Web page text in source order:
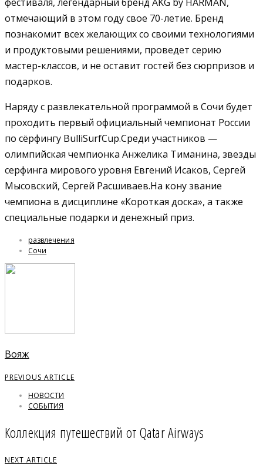
отмечающий в этом году свое 70-летие. Бренд
познакомит всех желающих со своими технологиями
и продуктовыми решениями, проведет серию
мастер-классов, и не оставит гостей без сюрпризов и
подарков.
Наряду с развлекательной программой в Сочи будет
проходить первый официальный чемпионат России
по сёрфингу BulliSurfCup.Среди участников —
олимпийская чемпионка Анжелика Тиманина, звезды
серфинга мирового уровня Евгений Исаков, Сергей
Мысовский, Сергей Расшиваев.На кону звание
чемпиона в дисциплине «Короткая доска», а также
специальные подарки и денежный приз.
развлечения
Сочи
Вояж
PREVIOUS ARTICLE
НОВОСТИ
СОБЫТИЯ
Коллекция путешествий от Qatar Airways
NEXT ARTICLE